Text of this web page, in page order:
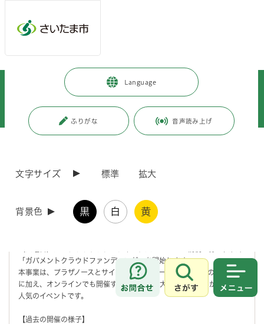
Language
ふりがな 音声読み上げ
文字サイズ 標準 拡大
背景色 黒 白 黄
お問合せ
さがす
市政情報 広報・報道 > 記者への情報提供
>
ディングを実施します！
（令和7年9月12日発表）「子どもがつくるまち」
さいたま市では、子どもたちが自らの発想で子どもだけが市民になれる
仮想のまちをつくり、様々な体験をすることができる「子どもがつくる
「ガバメントクラウドファンディング」を開始します。
本事業は、プラザノースとサイデン化学アリーナさいたまでの会場開催
に加え、オンラインでも開催するため、毎年大人数の子どもが参加する
人気のイベントです。
【過去の開催の様子】